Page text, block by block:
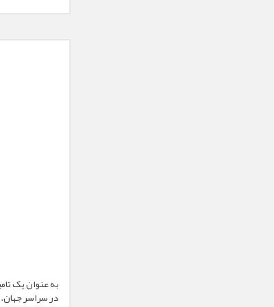
به عنوان یک
در سراسر جهان.